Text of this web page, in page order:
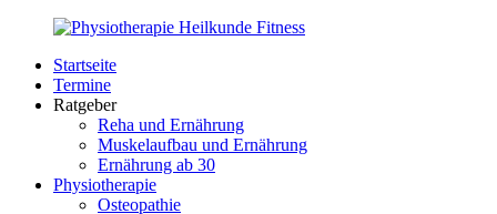
Zurück
Inhalt
PhysioMed-
Fit.de
Gesundheit
Startseite
Termine
Ratgeber
Reha und Ernährung
Muskelaufbau und Ernährung
Ernährung ab 30
Physiotherapie
Osteopathie